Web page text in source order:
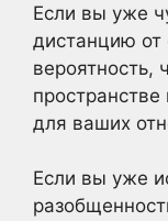
Если вы уже
дистанцию от
вероятность,
для ваших
Если вы уже